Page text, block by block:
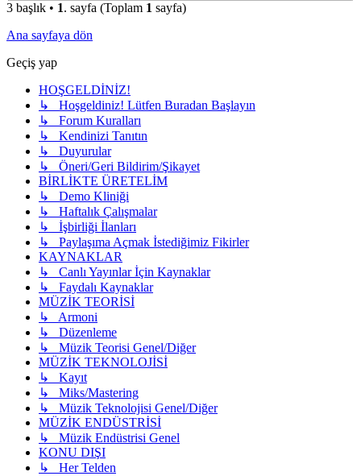
3 başlık • 1. sayfa (Toplam 1 sayfa)
Ana sayfaya dön
Geçiş yap
HOŞGELDİNİZ!
↳ Hoşgeldiniz! Lütfen Buradan Başlayın
↳ Forum Kuralları
↳ Kendinizi Tanıtın
↳ Duyurular
↳ Öneri/Geri Bildirim/Şikayet
BİRLİKTE ÜRETELİM
↳ Demo Kliniği
↳ Haftalık Çalışmalar
↳ İşbirliği İlanları
↳ Paylaşıma Açmak İstediğimiz Fikirler
KAYNAKLAR
↳ Canlı Yayınlar İçin Kaynaklar
↳ Faydalı Kaynaklar
MÜZİK TEORİSİ
↳ Armoni
↳ Düzenleme
↳ Müzik Teorisi Genel/Diğer
MÜZİK TEKNOLOJİSİ
↳ Kayıt
↳ Miks/Mastering
↳ Müzik Teknolojisi Genel/Diğer
MÜZİK ENDÜSTRİSİ
↳ Müzik Endüstrisi Genel
KONU DIŞI
↳ Her Telden